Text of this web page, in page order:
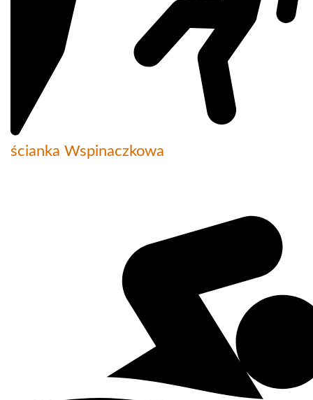
ścianka Wspinaczkowa